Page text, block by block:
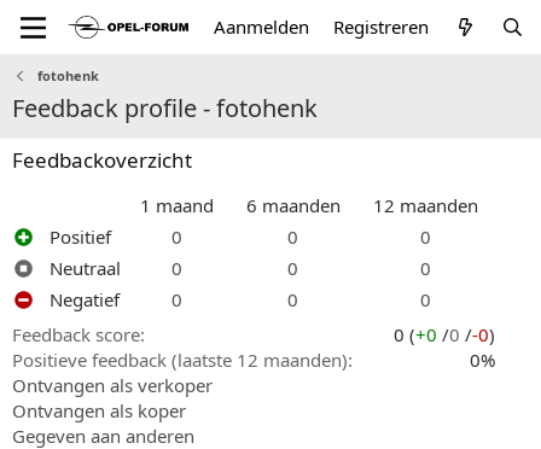
Aanmelden Registreren
fotohenk
Feedback profile - fotohenk
Feedbackoverzicht
1 maand 6 maanden
12 maanden
Positief
0 0
0
Neutraal
0 0
0
Negatief
0 0
0
Feedback score
0 (+0 /0 /-0)
Positieve feedback (laatste 12 maanden)
0%
Ontvangen als verkoper
Ontvangen als koper
Gegeven aan anderen